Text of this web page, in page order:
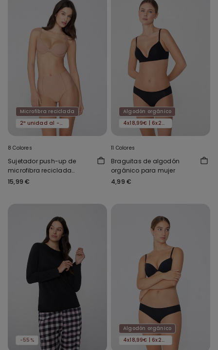
Microfibra reciclada
2ª unidad al -50%
8 Colores
Sujetador push-up de
microfibra reciclada
Athens
15,99 €
Algodón orgánico
4x18,99€ | 6x24,99€
11 Colores
Braguitas de algodón
orgánico para mujer
4,99 €
-55%
Algodón orgánico
4x18,99€ | 6x24,99€